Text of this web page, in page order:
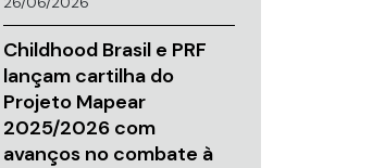
Childhood Brasil e PRF
lançam cartilha do
Projeto Mapear
2025/2026 com
avanços no combate à